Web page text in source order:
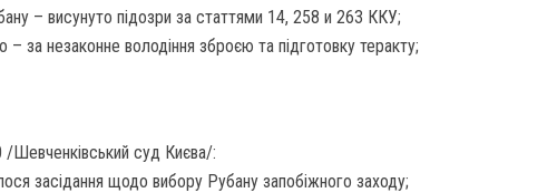
– висунуто підозри за статтями 14, 258 и 263 ККУ;
– за незаконне володіння зброєю та підготовку теракту;
/Шевченківський суд Києва/:
засідання щодо вибору Рубану запобіжного заходу;